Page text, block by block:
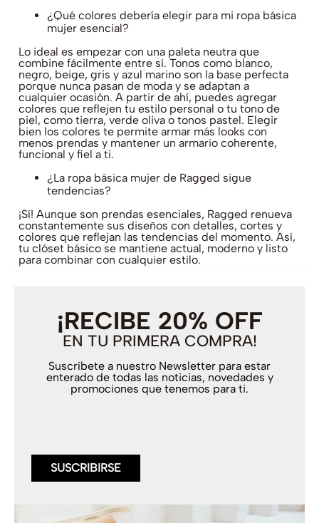
¿Qué colores debería elegir para mi ropa básica
mujer esencial?
Lo ideal es empezar con una paleta neutra que
combine fácilmente entre sí. Tonos como blanco,
negro, beige, gris y azul marino son la base perfecta
porque nunca pasan de moda y se adaptan a
cualquier ocasión. A partir de ahí, puedes agregar
colores que reflejen tu estilo personal o tu tono de
piel, como tierra, verde oliva o tonos pastel. Elegir
bien los colores te permite armar más looks con
menos prendas y mantener un armario coherente,
funcional y fiel a ti.
¿La ropa básica mujer de Ragged sigue
tendencias?
¡Sí! Aunque son prendas esenciales, Ragged renueva
constantemente sus diseños con detalles, cortes y
colores que reflejan las tendencias del momento. Así,
tu clóset básico se mantiene actual, moderno y listo
para combinar con cualquier estilo.
¡RECIBE 20% OFF
EN TU PRIMERA COMPRA!
Suscríbete a nuestro Newsletter para estar
enterado de todas las noticias, novedades y
promociones que tenemos para ti.
SUSCRIBIRSE